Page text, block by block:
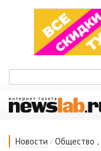
Новости / Общество ,